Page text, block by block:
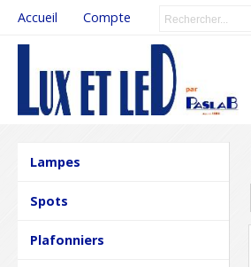
Accueil Compte
Lampes
Spots
Plafonniers